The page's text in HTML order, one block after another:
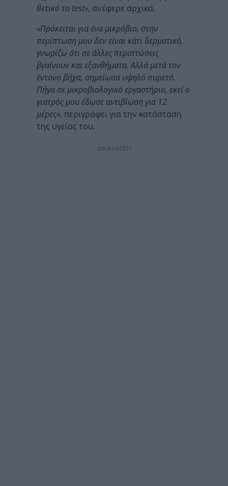
θετικό το test», ανέφερε αρχικά.
«Πρόκειται για ένα μικρόβιο, στην
περίπτωση μου δεν είναι κάτι δερματικό,
γνωρίζω ότι σε άλλες περιπτώσεις
βγαίνουν και εξανθήματα. Αλλά μετά τον
έντονο βήχα, σημείωσα υψηλό πυρετό.
Πήγα σε μικροβιολογικό εργαστήριο, εκεί ο
γιατρός μου έδωσε αντιβίωση για 12
μέρες», περιγράφει για την κατάσταση
της υγείας του.
ΔΙΑΦΗΜΙΣΗ